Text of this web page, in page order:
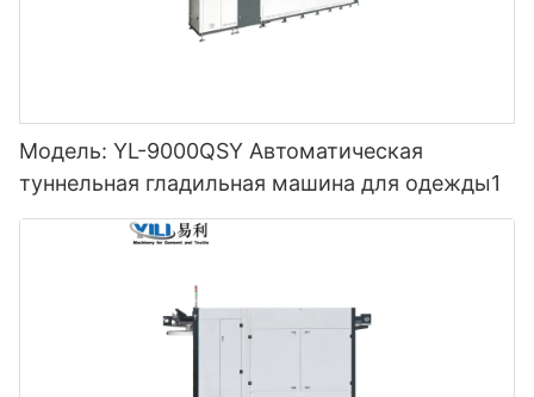
Модель: YL-9000QSY Автоматическая
туннельная гладильная машина для одежды1